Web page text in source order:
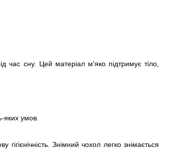
час сну. Цей матеріал м'яко підтримує тіло,
яких умов.
Знімний чохол легко знімається